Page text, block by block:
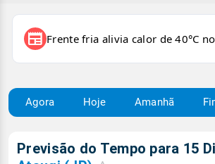
newspaper Frente fria alivia calor de 40°C
Agora Hoje Amanhã
Previsão do Tempo para 15